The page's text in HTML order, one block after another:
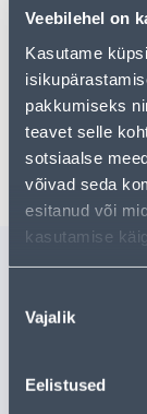
Veebilehel on
Kasutame
pakkumiseks
teavet selle
sotsiaalse
võivad seda
esitanud või
kasutamise
valik
Vajalik
Eelistused
Забрать в